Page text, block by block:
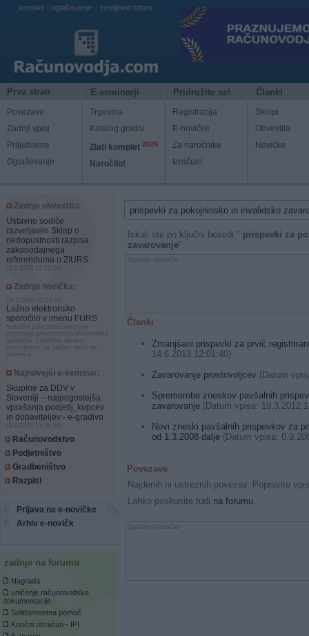
kontakt oglaševanje zemljevid strani
Prva stran E-seminarji Pridružite se! Članki
Povezave
Zadnji vpisi
Priljubljene
Oglaševanje
Trgovina
Katalog gradiv
Zlati komplet 2026
Naročilo!
Registracija
E-novičke
Za naročnike
Izračuni
Sklopi
Obvestila
Novičke
Zadnje obvestilo:
Ustavno sodiče
razveljavilo Sklep o
nedopustnosti razpisa
zakonodajnega
referenduma o ZIURS
(3.8.2026 15:51:09)
Zadnja novička:
14.7.2026 20:29:58
Lažno elektronsko
sporočilo v imenu FURS
Nekateri zavezanci ponovno
prejemajo prevarantska elektronska
sporočila. Finančna uprava
zavezancev na takšen način ne
obvešča.
Najnovejši e-seminar:
Skupine za DDV v
Sloveniji – najpogostejša
vprašanja podjetij, kupcev
in dobaviteljev - e-gradivo
(4.8.2026 17:38:39)
Računovodstvo
Podjetništvo
Gradbeništvo
Razpisi
Prijava na e-novičke
Arhiv e-novičk
zadnje na forumu
Nagrada
uničenje računovodske
dokumentacije
Solidarnostna pomoč
Končni obračun - IPI
Iskali ste po ključni besedi " prispevki za
zavarovanje".
Oglasno sporočilo
Članki
Zmanjšani prispevki za prvič
14.6.2013 12:01:40)
Zavarovanje prostovoljcev (Datum
Spremembe zneskov pavšalnih
zavarovanje (Datum vpisa: 19.3.2012
Novi zneski pavšalnih prispevkov za
od 1.3.2008 dalje (Datum vpisa:
Povezave
Najdenih ni ustreznih povezav. Popravite
Lahko poskusite tudi na forumu
Oglasno sporočilo